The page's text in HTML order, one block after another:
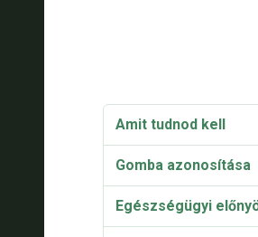
Amit tudnod kell
Gomba azonosítása
Egészségügyi